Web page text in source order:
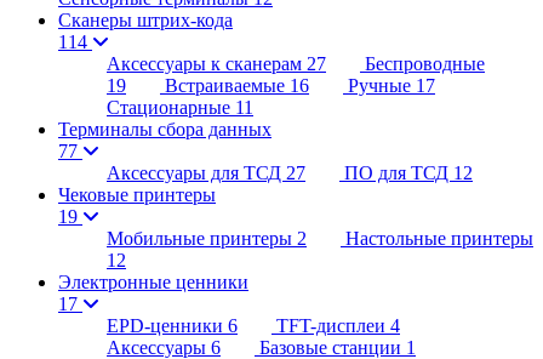
Сканеры штрих-кода
114
Аксессуары к сканерам 27
Беспроводные
19
Встраиваемые 16 Ручные 17
Стационарные 11
Терминалы сбора данных
77
Аксессуары для ТСД 27 ПО для ТСД 12
Чековые принтеры
19
Мобильные принтеры 2
Настольные принтеры
12
Электронные ценники
17
EPD-ценники 6 TFT-дисплеи 4
Аксессуары 6 Базовые станции 1